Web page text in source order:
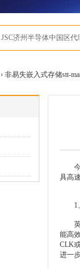
JSC济州半导体中国区代
› 非易失嵌入式存储stt-
今天
具高
1、
英尚
能高
CLK
进一